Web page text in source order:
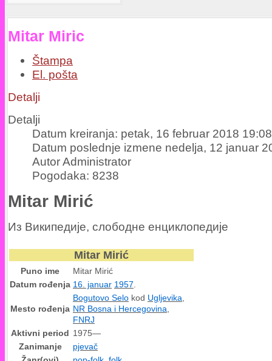
Mitar Miric
Štampa
El. pošta
Detalji
Detalji
Datum kreiranja: petak, 16 februar 2018 19:08
Datum poslednje izmene nedelja, 12 januar
Autor Administrator
Pogodaka: 8238
Mitar Mirić
Из Википедије, слободне енциклопедије
Mitar Mirić
Puno ime
Mitar Mirić
Datum rođenja 16. januar 1957
Mesto rođenja
Bogutovo Selo kod Ugljevika
NR Bosna i Hercegovina
FNRJ
Aktivni period 1975—
Zanimanje
pjevač